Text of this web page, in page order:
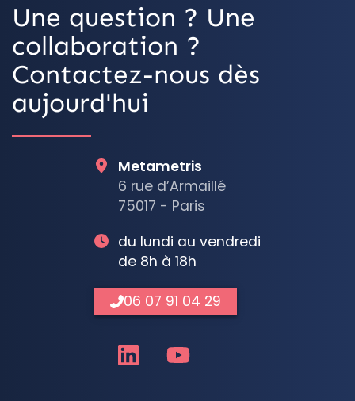
Une question ? Une
collaboration ?
Contactez-nous dès
aujourd'hui
Metametris
6 rue d’Armaillé
75017 - Paris
du lundi au vendredi
de 8h à 18h
06 07 91 04 29